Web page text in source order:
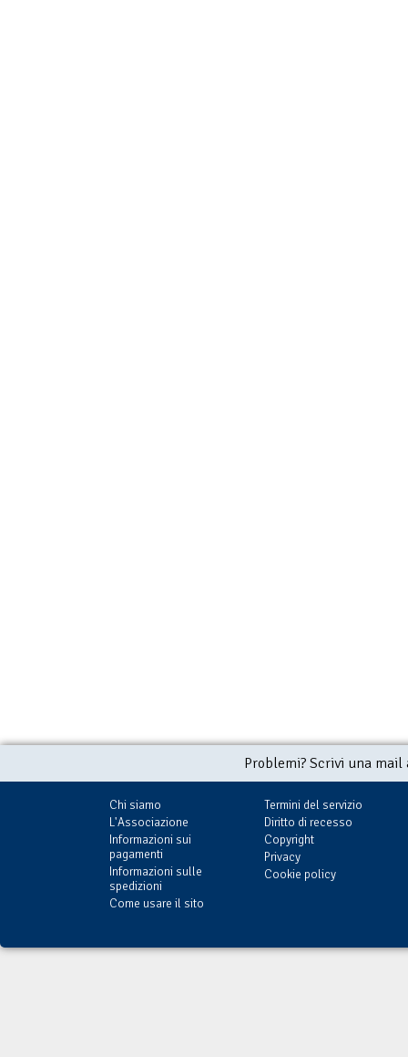
Problemi? Scrivi una
Chi siamo
L'Associazione
Informazioni sui
pagamenti
Informazioni sulle
spedizioni
Come usare il sito
Termini del servizio
Diritto di recesso
Copyright
Privacy
Cookie policy